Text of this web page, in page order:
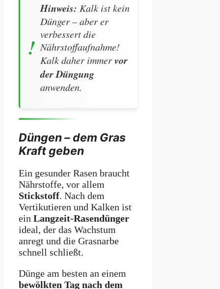
Hinweis: Kalk ist kein
Dünger – aber er
verbessert die
Nährstoffaufnahme!
Kalk daher immervor
der Düngung
anwenden.
Düngen – dem Gras
Kraft geben
Ein gesunder Rasen braucht
Nährstoffe, vor allem
Stickstoff. Nach dem
Vertikutieren und Kalken ist
ein Langzeit-Rasendünger
ideal, der das Wachstum
anregt und die Grasnarbe
schnell schließt.
Dünge am besten an einem
bewölkten Tag nach dem